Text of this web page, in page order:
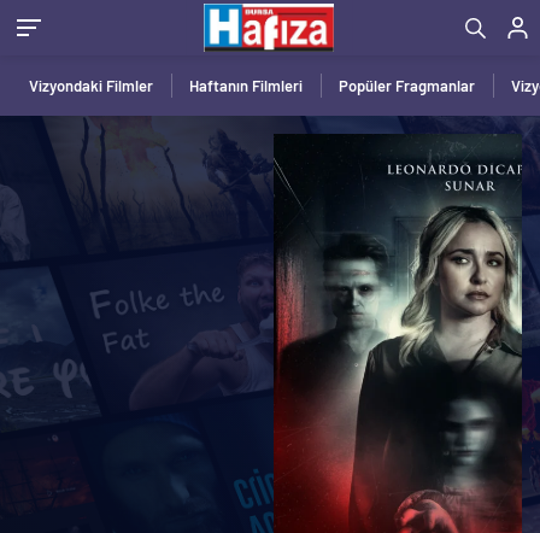
Vizyondaki Filmler Haftanın Filmleri Popüler Fragmanlar